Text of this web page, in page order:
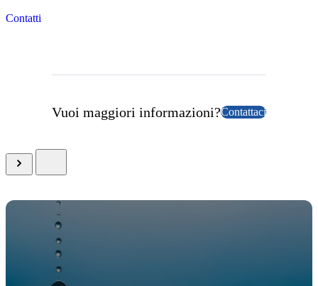
Contatti
Vuoi maggiori informazioni?Contattaci